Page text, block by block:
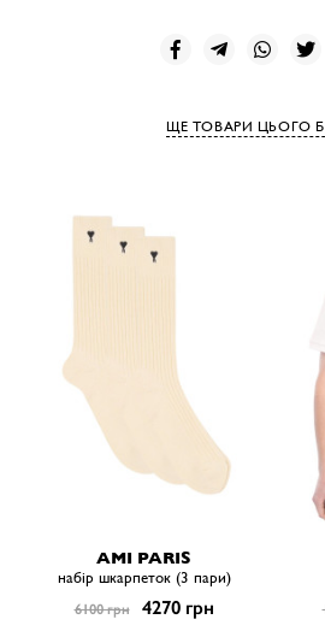
ЩЕ ТОВАРИ ЦЬОГО
AMI PARIS
набір шкарпеток (3 пари)
6100 грн 4270 грн